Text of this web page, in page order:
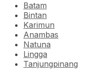
Batam
Bintan
Karimun
Anambas
Natuna
Lingga
Tanjungpinang